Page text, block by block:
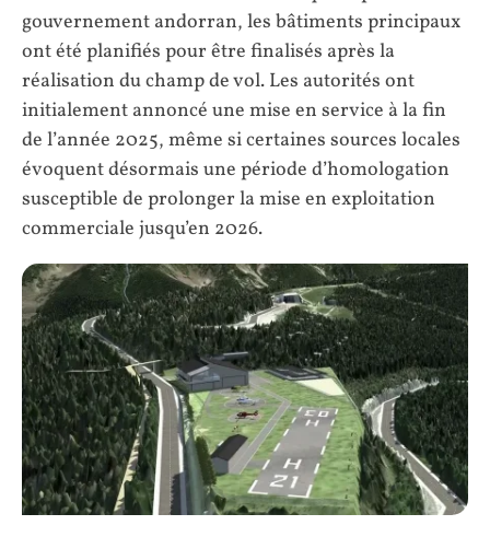
gouvernement andorran, les bâtiments principaux
ont été planifiés pour être finalisés après la
réalisation du champ de vol. Les autorités ont
initialement annoncé une mise en service à la fin
de l’année 2025, même si certaines sources locales
évoquent désormais une période d’homologation
susceptible de prolonger la mise en exploitation
commerciale jusqu’en 2026.